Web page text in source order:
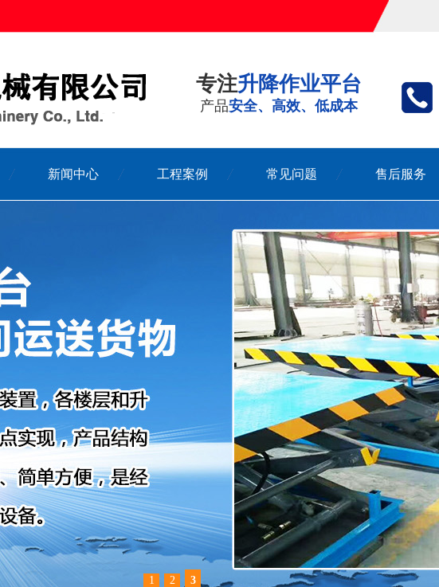
专注升降作业平台
产品安全、高效、低成本
新闻中心 工程案例 常见问题 售后服务
1 2 3